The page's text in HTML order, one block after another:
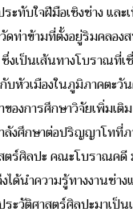
ะทับใจฝีมือเชิงช่าง และ
ดท่าข้ามที่ตั้งอยู่ริมคลอง
งเป็นเส้นทางโบราณที่เ
บหัวเมืองในภูมิภาคตะวั
องการศึกษาวิจัยเพิ่มเ
งศึกษาต่อปริญญาโทที่ภ
ตร์ศิลปะ คณะโบราณคดี
ได้นำความรู้ทางงานช่าง
ะวัติศาสตร์ศิลปะมาเป็น